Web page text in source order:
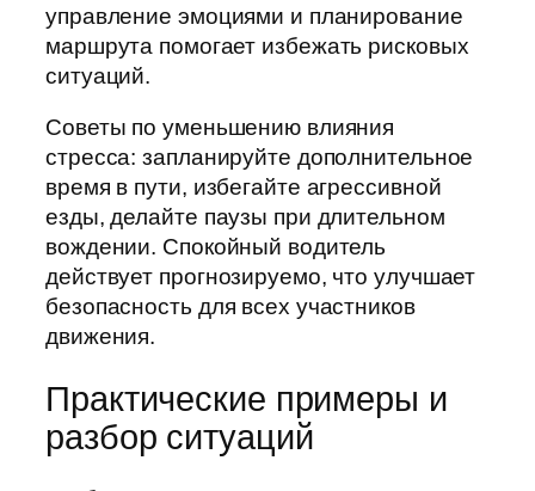
управление эмоциями и планирование
маршрута помогает избежать рисковых
ситуаций.
Советы по уменьшению влияния
стресса: запланируйте дополнительное
время в пути, избегайте агрессивной
езды, делайте паузы при длительном
вождении. Спокойный водитель
действует прогнозируемо, что улучшает
безопасность для всех участников
движения.
Практические примеры и
разбор ситуаций